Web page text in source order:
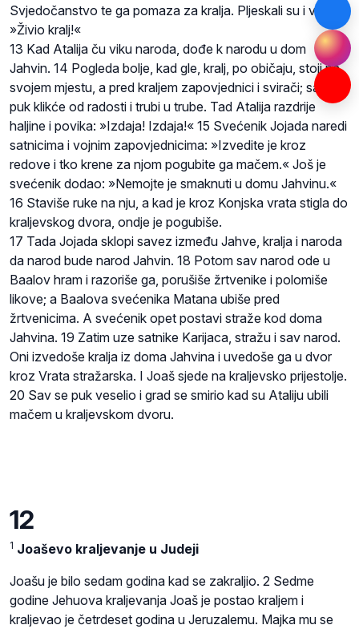
Svjedočanstvo te ga pomaza za kralja. Pljeskali su i vikali:
»Živio kralj!«
13 Kad Atalija ču viku naroda, dođe k narodu u dom
Jahvin. 14 Pogleda bolje, kad gle, kralj, po običaju, stoji na
svojem mjestu, a pred kraljem zapovjednici i svirači; sav
puk klikće od radosti i trubi u trube. Tad Atalija razdrije
haljine i povika: »Izdaja! Izdaja!« 15 Svećenik Jojada naredi
satnicima i vojnim zapovjednicima: »Izvedite je kroz
redove i tko krene za njom pogubite ga mačem.« Još je
svećenik dodao: »Nemojte je smaknuti u domu Jahvinu.«
16 Staviše ruke na nju, a kad je kroz Konjska vrata stigla do
kraljevskog dvora, ondje je pogubiše.
17 Tada Jojada sklopi savez između Jahve, kralja i naroda
da narod bude narod Jahvin. 18 Potom sav narod ode u
Baalov hram i razoriše ga, porušiše žrtvenike i polomiše
likove; a Baalova svećenika Matana ubiše pred
žrtvenicima. A svećenik opet postavi straže kod doma
Jahvina. 19 Zatim uze satnike Karijaca, stražu i sav narod.
Oni izvedoše kralja iz doma Jahvina i uvedoše ga u dvor
kroz Vrata stražarska. I Joaš sjede na kraljevsko prijestolje.
20 Sav se puk veselio i grad se smirio kad su Ataliju ubili
mačem u kraljevskom dvoru.
12
1 Joaševo kraljevanje u Judeji
Joašu je bilo sedam godina kad se zakraljio. 2 Sedme
godine Jehuova kraljevanja Joaš je postao kraljem i
kraljevao je četrdeset godina u Jeruzalemu. Majka mu se